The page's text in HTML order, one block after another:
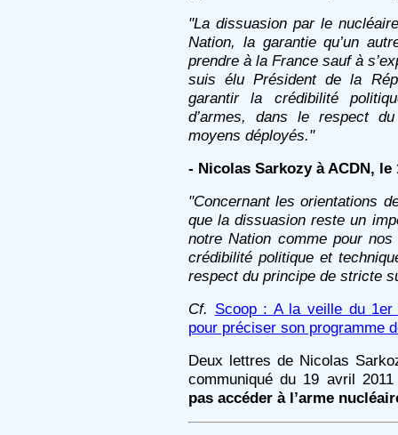
"La dissuasion par le
Nation, la garantie qu’un
prendre à la France sauf à
suis élu Président de la
garantir la crédibilité
d’armes, dans le respect
moyens déployés."
- Nicolas Sarkozy à ACDN, le
"Concernant les orientations
que la dissuasion reste un
notre Nation comme pour
crédibilité politique et
respect du principe de stricte
Cf. Scoop : A la veille du
pour préciser son programme
Deux lettres de Nicolas
communiqué du 19 avril
pas accéder à l’arme